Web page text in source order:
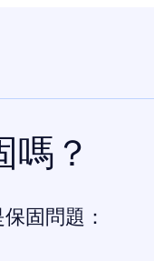
嗎？
固問題：